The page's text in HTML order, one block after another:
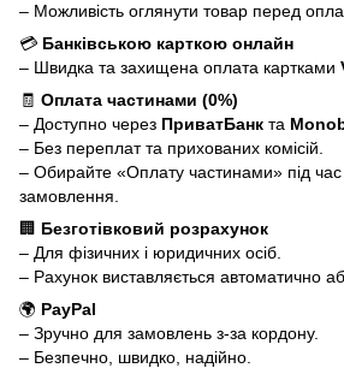
– Можливість оглянути товар перед
💳 Банківською карткою онлайн
– Швидка та захищена оплата картками
🧾 Оплата частинами (0%)
– Доступно через ПриватБанк та
– Без переплат та прихованих комісій.
– Обирайте «Оплату частинами» під
замовлення.
🏢 Безготівковий розрахунок
– Для фізичних і юридичних осіб.
– Рахунок виставляється автоматично
🌍 PayPal
– Зручно для замовлень з-за кордону.
– Безпечно, швидко, надійно.